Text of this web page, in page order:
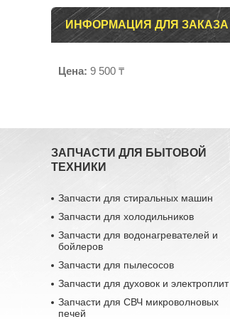
ИНФОРМАЦИЯ ДЛЯ ЗАКАЗА
Цена: 9 500 ₸
ЗАПЧАСТИ ДЛЯ БЫТОВОЙ
ТЕХНИКИ
Запчасти для стиральных машин
Запчасти для холодильников
Запчасти для водонагревателей и
бойлеров
Запчасти для пылесосов
Запчасти для духовок и электроплит
Запчасти для СВЧ микроволновых
печей